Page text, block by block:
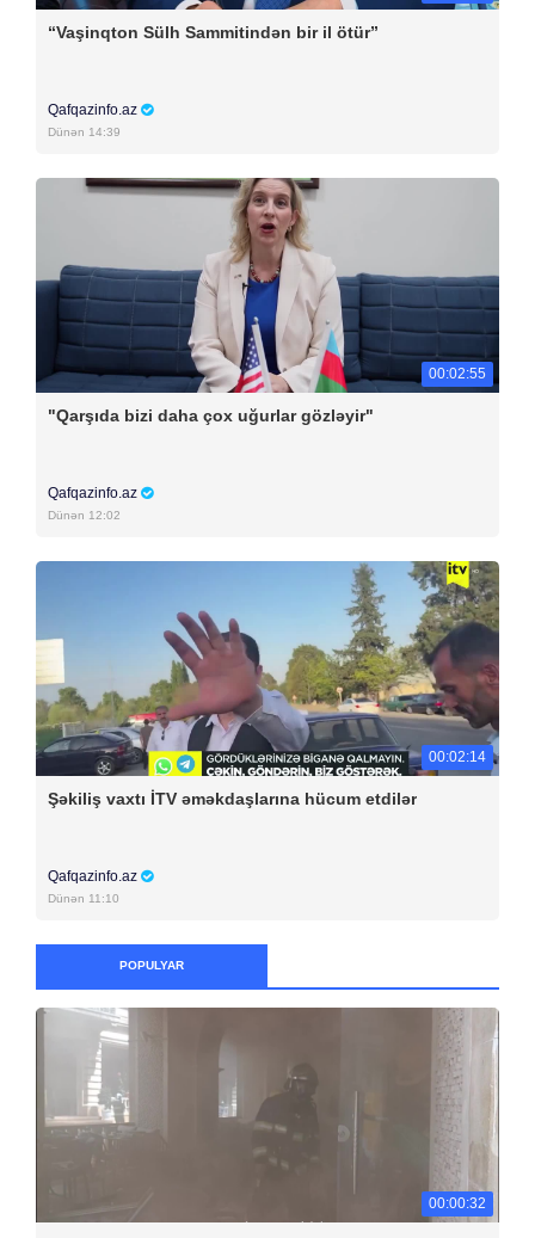
“Vaşinqton Sülh Sammitindən bir il ötür”
Qafqazinfo.az
Dünən 14:39
00:02:55
"Qarşıda bizi daha çox uğurlar gözləyir"
Qafqazinfo.az
Dünən 12:02
00:02:14
Şəkiliş vaxtı İTV əməkdaşlarına hücum etdilər
Qafqazinfo.az
Dünən 11:10
POPULYAR
00:00:32